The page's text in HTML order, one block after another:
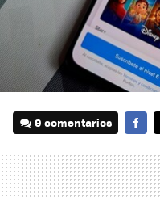
9 comentarios